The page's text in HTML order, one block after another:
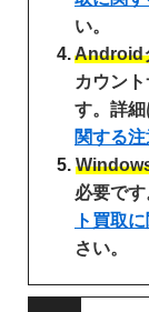
い。
Android
カウン
す。詳細
関する
必要です
ト買取
さい。